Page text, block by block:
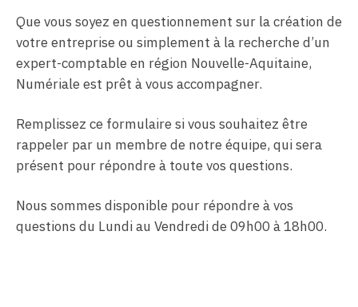
Que vous soyez en questionnement sur la création de
votre entreprise ou simplement à la recherche d’un
expert-comptable en région Nouvelle-Aquitaine,
Numériale est prêt à vous accompagner.
Remplissez ce formulaire si vous souhaitez être
rappeler par un membre de notre équipe, qui sera
présent pour répondre à toute vos questions.
Nous sommes disponible pour répondre à vos
questions du Lundi au Vendredi de 09h00 à 18h00.